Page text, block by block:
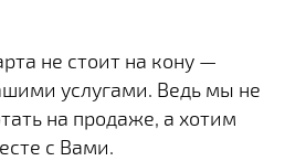
не стоит на кону —
услугами. Ведь мы не
на продаже, а хотим
с Вами.